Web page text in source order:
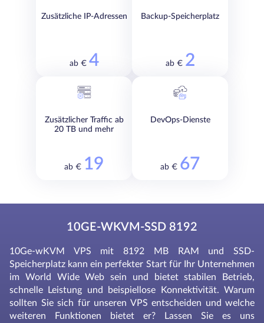
Zusätzliche IP-Adressen
ab € 4
Backup-Speicherplatz
ab € 2
Zusätzlicher Traffic ab
20 TB und mehr
ab € 19
DevOps-Dienste
ab € 67
10GE-WKVM-SSD 8192
10Ge-wKVM VPS mit 8192 MB RAM und SSD-
Speicherplatz kann ein perfekter Start für Ihr Unternehmen
im World Wide Web sein und bietet stabilen Betrieb,
schnelle Leistung und beispiellose Konnektivität. Warum
sollten Sie sich für unseren VPS entscheiden und welche
weiteren Funktionen bietet er? Lassen Sie es uns